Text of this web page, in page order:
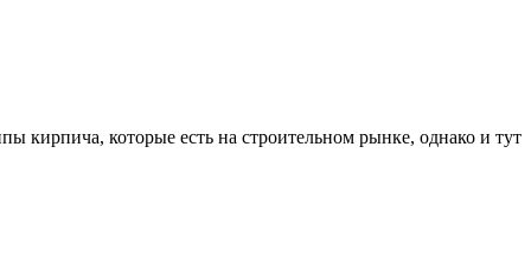
кирпича, которые есть на строительном рынке, однако и тут